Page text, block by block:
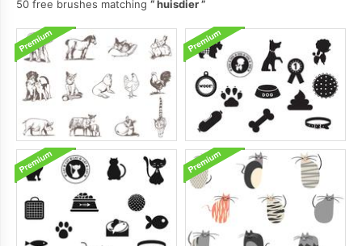
50 free brushes matching
huisdier